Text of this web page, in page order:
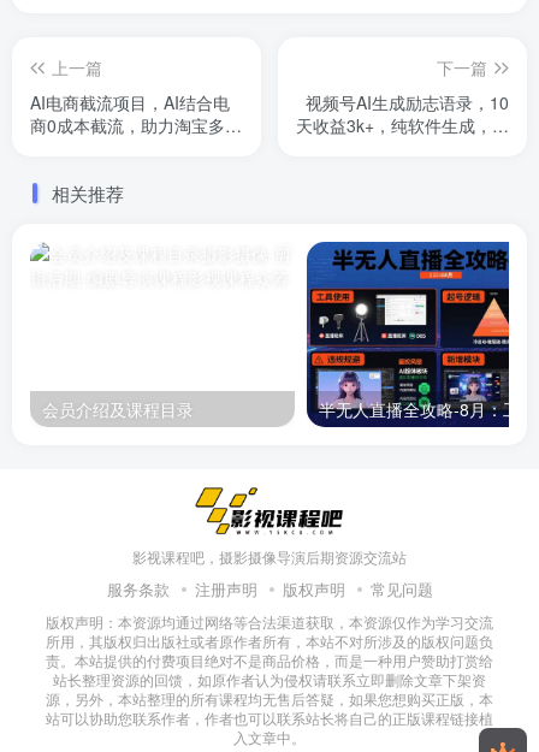
上一篇
AI电商截流项目，AI结合电
商0成本截流，助力淘宝多多
下一篇
视频号AI生成励志语录，10
天收益3k+，纯软件生成，小
相关推荐
会员介绍及课程目录
影视课程吧，摄影摄像导演后期资源交流站
服务条款 注册声明 版权声明 常见问题
版权声明：本资源均通过网络等合法渠道获取，本资源仅作为学习交流
所用，其版权归出版社或者原作者所有，本站不对所涉及的版权问题负
责。本站提供的付费项目绝对不是商品价格，而是一种用户赞助打赏给
站长整理资源的回馈，如原作者认为侵权请联系立即删除文章下架资
源，另外，本站整理的所有课程均无售后答疑，如果您想购买正版，本
站可以协助您联系作者，作者也可以联系站长将自己的正版课程链接植
入文章中。